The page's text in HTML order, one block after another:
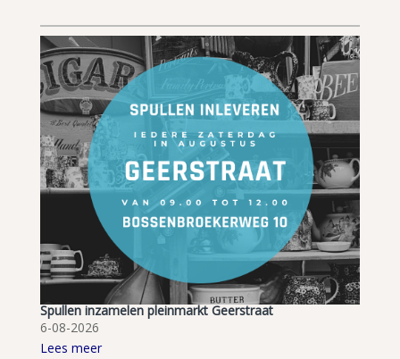
Spullen inzamelen pleinmarkt Geerstraat
6-08-2026
Lees meer